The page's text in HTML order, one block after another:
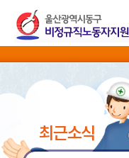
최근소식